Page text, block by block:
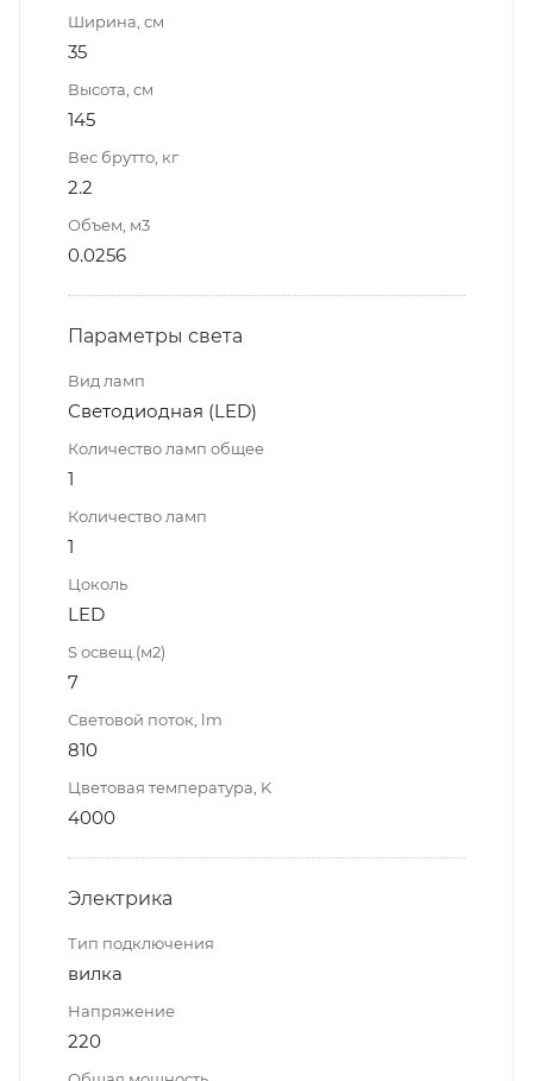
Ширина, см
35
Высота, см
145
Вес брутто, кг
2.2
Объем, м3
0.0256
Параметры света
Вид ламп
Светодиодная (LED)
Количество ламп общее
1
Количество ламп
1
Цоколь
LED
S освещ.(м2)
7
Световой поток, lm
810
Цветовая температура, K
4000
Электрика
Тип подключения
вилка
Напряжение
220